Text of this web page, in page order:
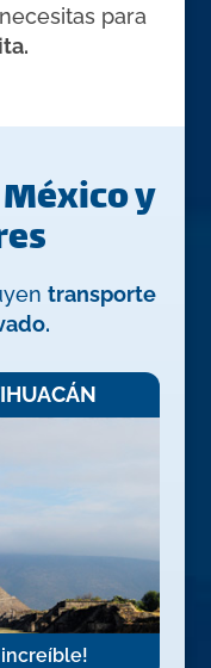
para
y
transporte
increíble!